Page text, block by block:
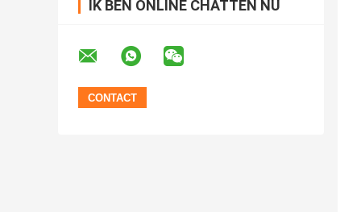
IK BEN ONLINE CHATTEN NU